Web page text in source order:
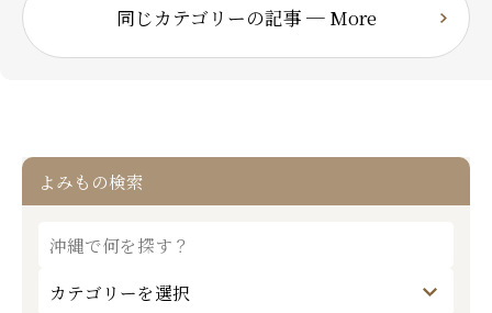
同じカテゴリーの記事 ─ More
よみもの検索